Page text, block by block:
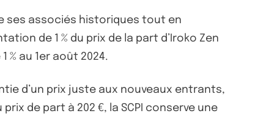
ses associés historiques tout en
de 1 % du prix de la part d’Iroko Zen
au 1er août 2024.
d’un prix juste aux nouveaux entrants,
de part à 202 €, la SCPI conserve une